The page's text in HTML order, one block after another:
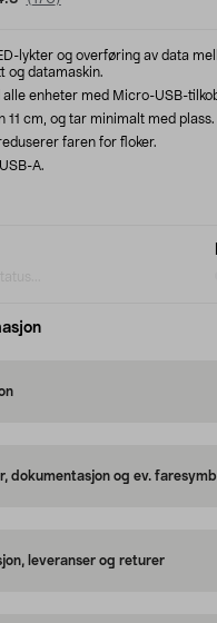
lykter og overføring av data
og datamaskin.
alle enheter med Micro-USB-
11 cm, og tar minimalt med plass.
faren for floker.
A.
dokumentasjon og ev.
leveranser og returer